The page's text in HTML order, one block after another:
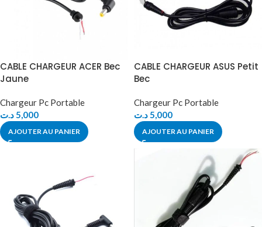
CABLE CHARGEUR ACER Bec
Jaune
Chargeur Pc Portable
5,000د.ت
AJOUTER AU PANIER
CABLE CHARGEUR ASUS Petit
Bec
Chargeur Pc Portable
5,000د.ت
AJOUTER AU PANIER